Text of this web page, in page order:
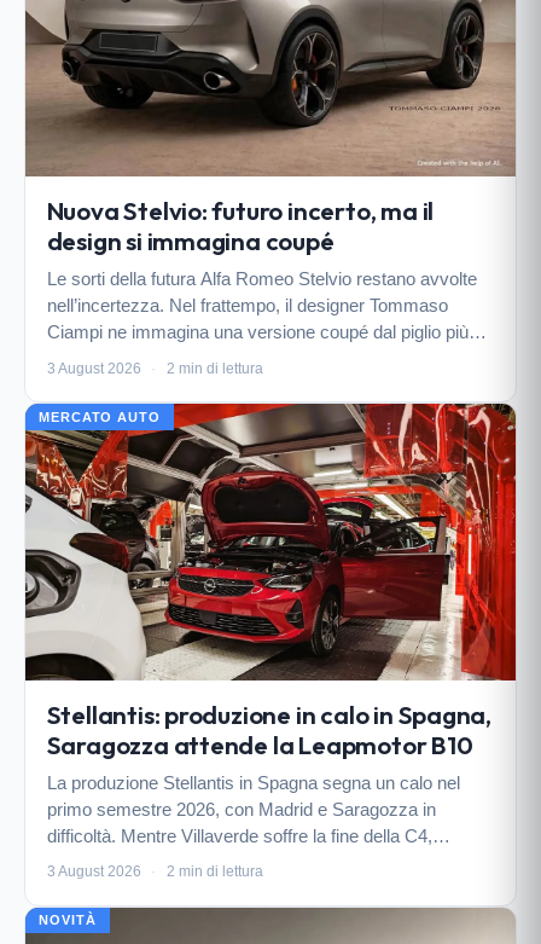
Nuova Stelvio: futuro incerto, ma il
design si immagina coupé
Le sorti della futura Alfa Romeo Stelvio restano avvolte
nell’incertezza. Nel frattempo, il designer Tommaso
Ciampi ne immagina una versione coupé dal piglio più
sportivo.
3 August 2026 · 2 min di lettura
MERCATO AUTO
Stellantis: produzione in calo in Spagna,
Saragozza attende la Leapmotor B10
La produzione Stellantis in Spagna segna un calo nel
primo semestre 2026, con Madrid e Saragozza in
difficoltà. Mentre Villaverde soffre la fine della C4,
Saragozza punta sulla Leapmotor B10, attesa per il 24
3 August 2026 · 2 min di lettura
NOVITÀ